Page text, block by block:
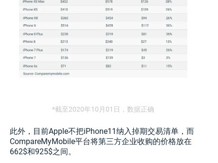
*截至2020年10月01日，数据正确
此外，目前Apple不把iPhone11纳入掉期交易清单，而
CompareMyMobile平台将第三方企业收购的价格放在
662$和925$之间。